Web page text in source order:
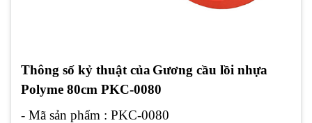
Thông số kỷ thuật của Gương cầu lồi nhựa
Polyme 80cm PKC-0080
- Mã sản phẩm : PKC-0080